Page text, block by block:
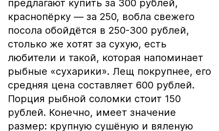
предлагают купить за 300 рублей,
краснопёрку — за 250, вобла свежего
посола обойдётся в 250-300 рублей,
столько же хотят за сухую, есть
любители и такой, которая напоминает
рыбные «сухарики». Лещ покрупнее, его
средняя цена составляет 600 рублей.
Порция рыбной соломки стоит 150
рублей. Конечно, имеет значение
размер: крупную сушёную и вяленую